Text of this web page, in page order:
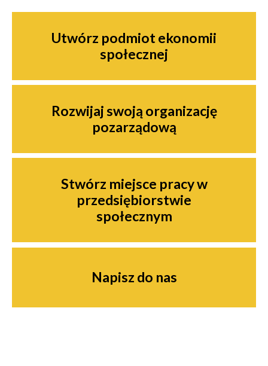
Utwórz podmiot ekonomii
społecznej
Rozwijaj swoją organizację
pozarządową
Stwórz miejsce pracy w
przedsiębiorstwie
społecznym
Napisz do nas